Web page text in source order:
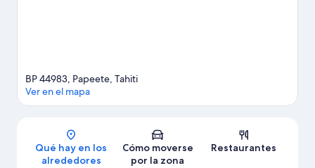
Mapa
BP 44983, Papeete, Tahiti
Ver en el mapa
Qué hay en los
alrededores
Cómo moverse
por la zona
Restaurantes